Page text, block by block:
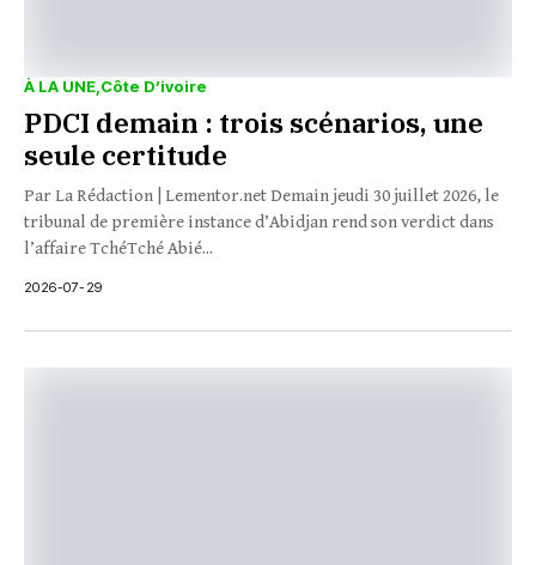
À LA UNE Côte D’ivoire
PDCI demain : trois scénarios, une
seule certitude
Par La Rédaction | Lementor.net Demain jeudi 30 juillet 2026, le
tribunal de première instance d’Abidjan rend son verdict dans
l’affaire TchéTché Abié...
2026-07-29